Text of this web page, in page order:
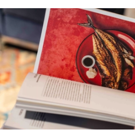
REGISTRO
INICIAR SESIÓN